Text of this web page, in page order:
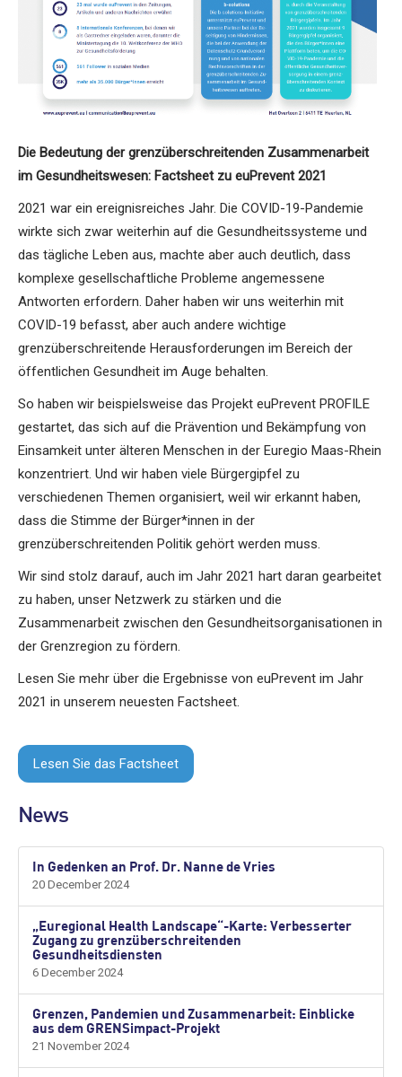
Die Bedeutung der grenzüberschreitenden Zusammenarbeit
im Gesundheitswesen: Factsheet zu euPrevent 2021
2021 war ein ereignisreiches Jahr. Die COVID-19-Pandemie
wirkte sich zwar weiterhin auf die Gesundheitssysteme und
das tägliche Leben aus, machte aber auch deutlich, dass
komplexe gesellschaftliche Probleme angemessene
Antworten erfordern. Daher haben wir uns weiterhin mit
COVID-19 befasst, aber auch andere wichtige
grenzüberschreitende Herausforderungen im Bereich der
öffentlichen Gesundheit im Auge behalten.
So haben wir beispielsweise das Projekt euPrevent PROFILE
gestartet, das sich auf die Prävention und Bekämpfung von
Einsamkeit unter älteren Menschen in der Euregio Maas-Rhein
konzentriert. Und wir haben viele Bürgergipfel zu
verschiedenen Themen organisiert, weil wir erkannt haben,
dass die Stimme der Bürger*innen in der
grenzüberschreitenden Politik gehört werden muss.
Wir sind stolz darauf, auch im Jahr 2021 hart daran gearbeitet
zu haben, unser Netzwerk zu stärken und die
Zusammenarbeit zwischen den Gesundheitsorganisationen in
der Grenzregion zu fördern.
Lesen Sie mehr über die Ergebnisse von euPrevent im Jahr
2021 in unserem neuesten Factsheet.
Lesen Sie das Factsheet
News
In Gedenken an Prof. Dr. Nanne de Vries
20 December 2024
„Euregional Health Landscape“-Karte: Verbesserter
Zugang zu grenzüberschreitenden
Gesundheitsdiensten
6 December 2024
Grenzen, Pandemien und Zusammenarbeit: Einblicke
aus dem GRENSimpact-Projekt
21 November 2024